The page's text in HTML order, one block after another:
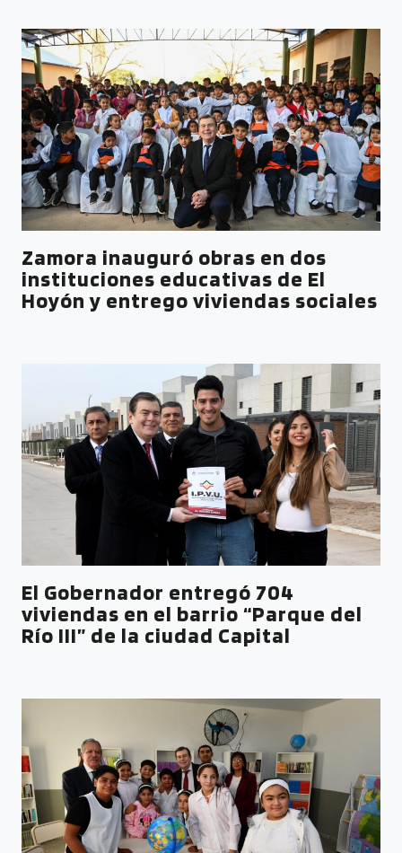
Zamora inauguró obras en dos
instituciones educativas de El
Hoyón y entrego viviendas sociales
El Gobernador entregó 704
viviendas en el barrio “Parque del
Río III” de la ciudad Capital